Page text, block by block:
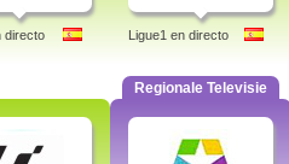
directo Ligue1 en directo
Regionale Televisie